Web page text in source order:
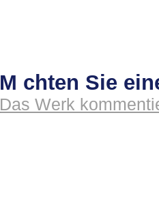
M chten Sie
Das Werk